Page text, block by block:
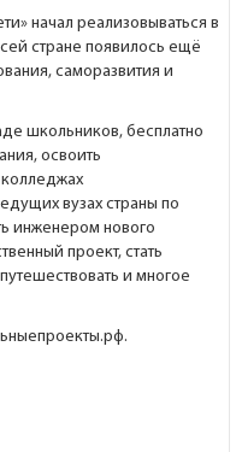
начал реализовываться в
стране появилось ещё
саморазвития и
школьников, бесплатно
освоить
вузах страны по
инженером нового
проект, стать
и многое